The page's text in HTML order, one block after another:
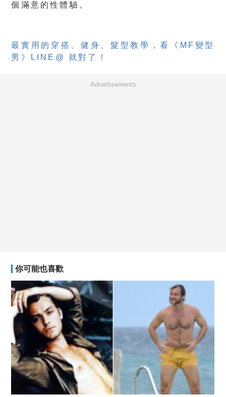
個滿意的性體驗。
最實用的穿搭、健身、髮型教學，看《MF變型
男》LINE@ 就對了！
Advertisements